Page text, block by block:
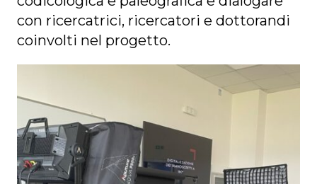
con ricercatrici, ricercatori e dottorandi
coinvolti nel progetto.